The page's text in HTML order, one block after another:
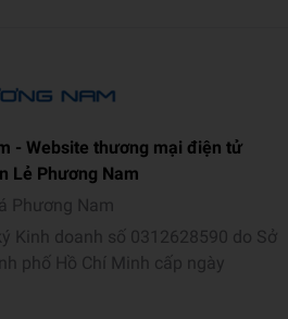
- Website thương mại điện tử
Lẻ Phương Nam
Phương Nam
Kinh doanh số 0312628590 do Sở
phố Hồ Chí Minh cấp ngày